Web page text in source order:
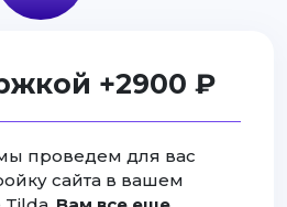
+2900 ₽
проведем для вас
сайта в вашем